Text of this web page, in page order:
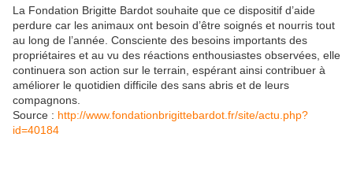
La Fondation Brigitte Bardot souhaite que ce dispositif d’aide
perdure car les animaux ont besoin d’être soignés et nourris tout
au long de l’année. Consciente des besoins importants des
propriétaires et au vu des réactions enthousiastes observées, elle
continuera son action sur le terrain, espérant ainsi contribuer à
améliorer le quotidien difficile des sans abris et de leurs
compagnons.
Source : http://www.fondationbrigittebardot.fr/site/actu.php?
id=40184